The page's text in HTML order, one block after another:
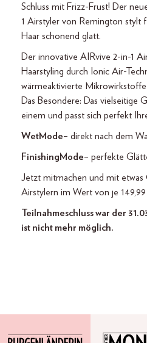
Schluss mit Frizz-Frust! Der
1 Airstyler von Remington stylt
Haar schonend glatt.
Der innovative AIRvive 2-in-1
Haarstyling durch Ionic Air-
wärmeaktivierte
Das Besondere: Das vielseitige
einem und passt sich perfekt
Wet Mode– direkt nach dem
Finishing Mode– perfekte
Jetzt mitmachen und mit etwas
Airstylern im Wert von je
Teilnahmeschluss war der
ist nicht mehr möglich.